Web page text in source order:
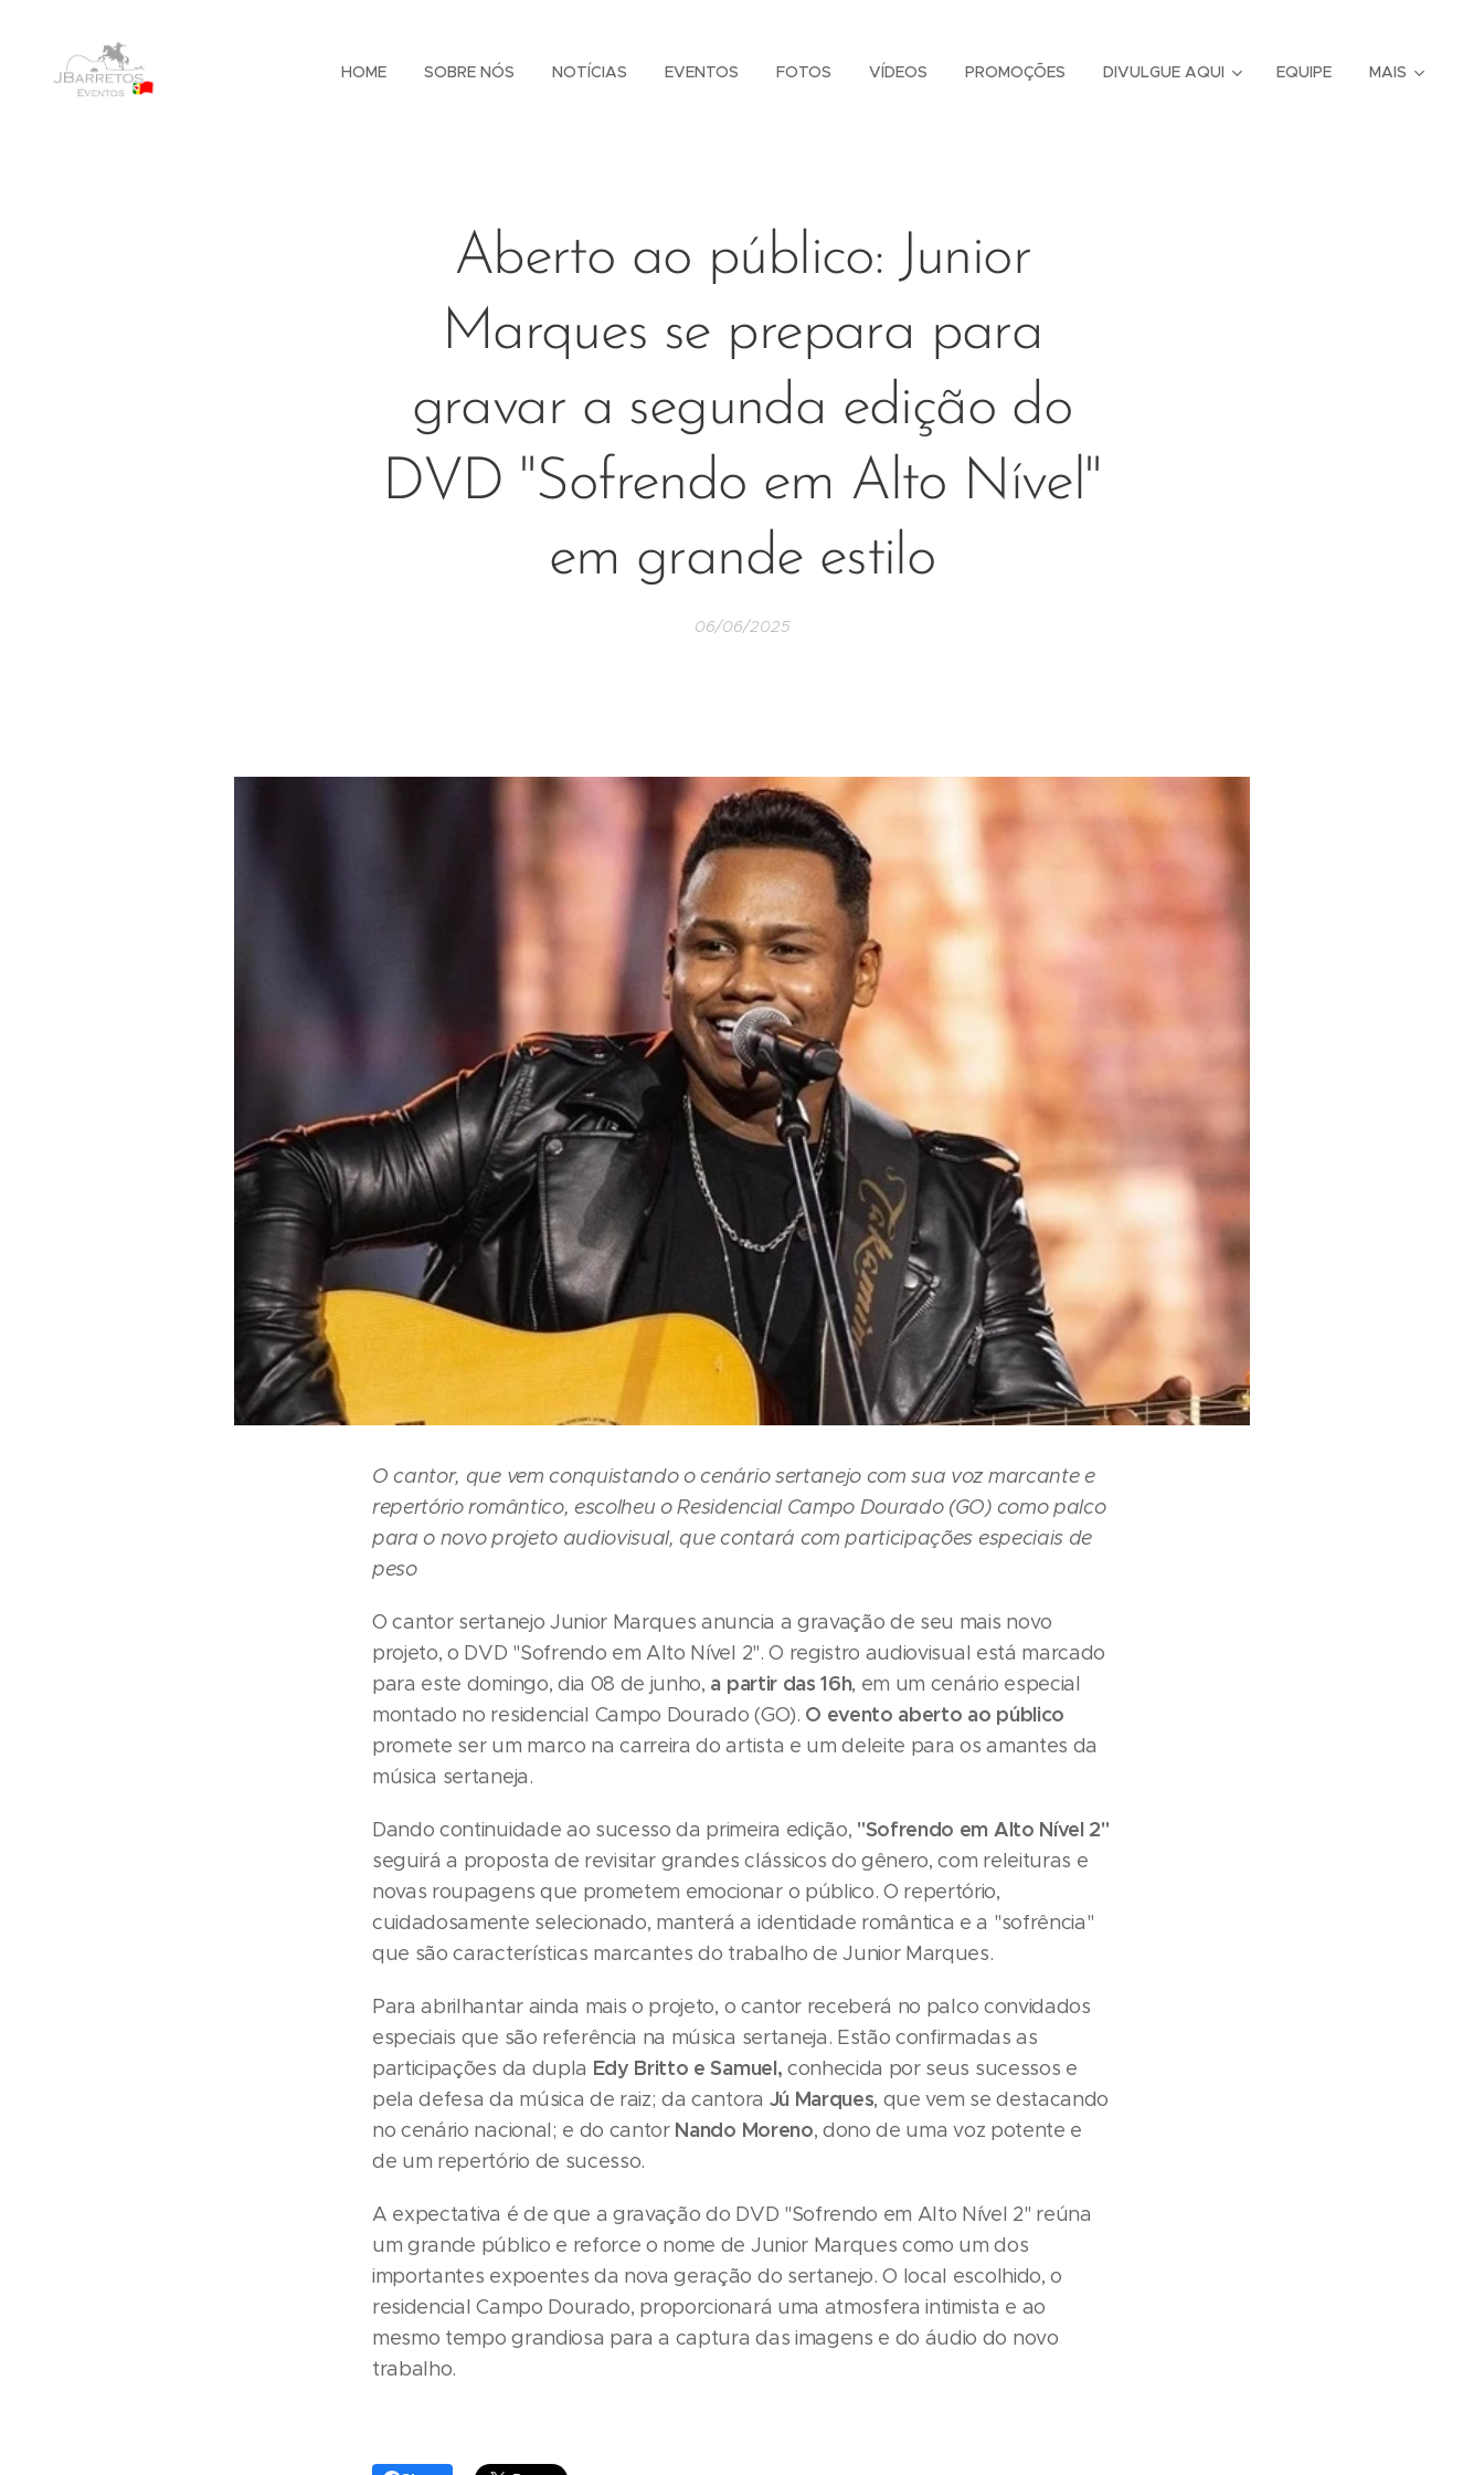
HOME SOBRE NÓS NOTÍCIAS EVENTOS FOTOS VÍDEOS PROMOÇÕES DIVULGUE AQUI EQUIPE MAIS
Aberto ao público: Junior
Marques se prepara para
gravar a segunda edição do
DVD "Sofrendo em Alto Nível"
em grande estilo
06/06/2025
O cantor, que vem conquistando o cenário sertanejo com sua voz marcante e
repertório romântico, escolheu o Residencial Campo Dourado (GO) como palco
para o novo projeto audiovisual, que contará com participações especiais de
peso
O cantor sertanejo Junior Marques anuncia a gravação de seu mais novo
projeto, o DVD "Sofrendo em Alto Nível 2". O registro audiovisual está marcado
para este domingo, dia 08 de junho, a partir das 16h, em um cenário especial
montado no residencial Campo Dourado (GO). O evento aberto ao público
promete ser um marco na carreira do artista e um deleite para os amantes da
música sertaneja.
Dando continuidade ao sucesso da primeira edição, "Sofrendo em Alto Nível 2"
seguirá a proposta de revisitar grandes clássicos do gênero, com releituras e
novas roupagens que prometem emocionar o público. O repertório,
cuidadosamente selecionado, manterá a identidade romântica e a "sofrência"
que são características marcantes do trabalho de Junior Marques.
Para abrilhantar ainda mais o projeto, o cantor receberá no palco convidados
especiais que são referência na música sertaneja. Estão confirmadas as
participações da dupla Edy Britto e Samuel, conhecida por seus sucessos e
pela defesa da música de raiz; da cantora Jú Marques, que vem se destacando
no cenário nacional; e do cantor Nando Moreno, dono de uma voz potente e
de um repertório de sucesso.
A expectativa é de que a gravação do DVD "Sofrendo em Alto Nível 2" reúna
um grande público e reforce o nome de Junior Marques como um dos
importantes expoentes da nova geração do sertanejo. O local escolhido, o
residencial Campo Dourado, proporcionará uma atmosfera intimista e ao
mesmo tempo grandiosa para a captura das imagens e do áudio do novo
trabalho.